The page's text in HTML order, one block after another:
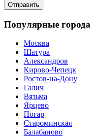
Популярные города
Москва
Шатура
Александров
Кирово-Чепецк
Ростов-на-Дону
Галич
Вязьма
Ярцево
Погар
Староминская
Балабаново